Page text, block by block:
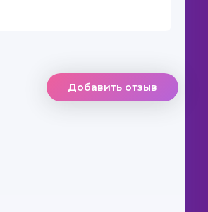
Добавить отзыв